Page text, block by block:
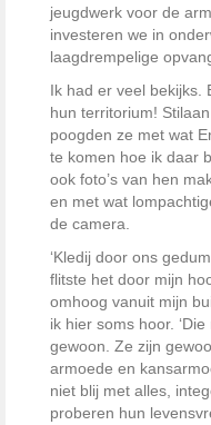
jeugdwerk voor de
investeren we in
laagdrempelige
Ik had er veel bekijks.
hun territorium!
poogden ze met wat
te komen hoe ik daar
ook foto’s van hen
en met wat
de camera.
‘Kledij door ons
flitste het door mijn
omhoog vanuit mijn
ik hier soms hoor.
gewoon. Ze zijn
armoede en
niet blij met alles,
proberen hun